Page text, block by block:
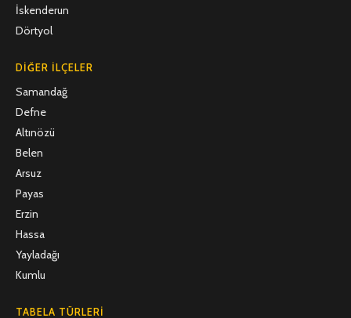
İskenderun
Dörtyol
DIĞER İLÇELER
Samandağ
Defne
Altınözü
Belen
Arsuz
Payas
Erzin
Hassa
Yayladağı
Kumlu
TABELA TÜRLERI